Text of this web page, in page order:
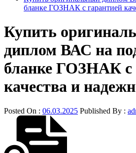
бланке ГОЗНАК с гарантией
Купить
диплом ВАС на
бланке ГОЗНАК с
качества и
Posted On : 06.03.2025 Published By :